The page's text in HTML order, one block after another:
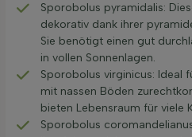
Sporobolus pyramidalis:
dekorativ dank ihrer
Sie benötigt einen gut
in vollen Sonnenlagen.
Sporobolus virginicus: Ideal
mit nassen Böden
bieten Lebensraum für viele
Sporobolus